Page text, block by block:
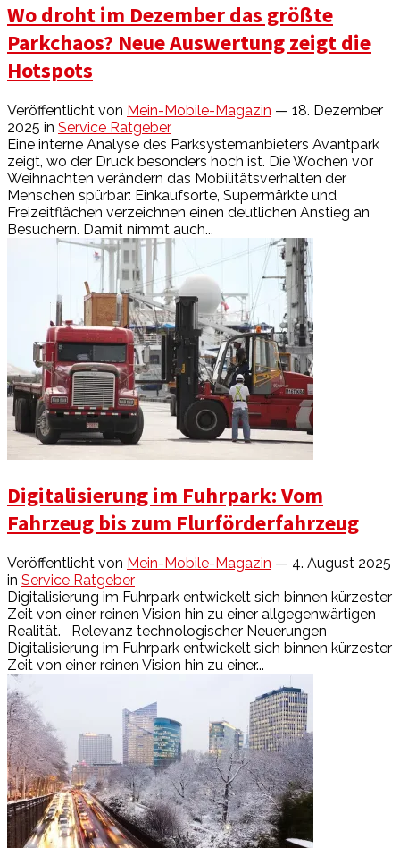
Wo droht im Dezember das größte
Parkchaos? Neue Auswertung zeigt die
Hotspots
Veröffentlicht von Mein-Mobile-Magazin — 18. Dezember
2025 in Service Ratgeber
Eine interne Analyse des Parksystemanbieters Avantpark
zeigt, wo der Druck besonders hoch ist. Die Wochen vor
Weihnachten verändern das Mobilitätsverhalten der
Menschen spürbar: Einkaufsorte, Supermärkte und
Freizeitflächen verzeichnen einen deutlichen Anstieg an
Besuchern. Damit nimmt auch...
Digitalisierung im Fuhrpark: Vom
Fahrzeug bis zum Flurförderfahrzeug
Veröffentlicht von Mein-Mobile-Magazin — 4. August 2025
in Service Ratgeber
Digitalisierung im Fuhrpark entwickelt sich binnen kürzester
Zeit von einer reinen Vision hin zu einer allgegenwärtigen
Realität. Relevanz technologischer Neuerungen
Digitalisierung im Fuhrpark entwickelt sich binnen kürzester
Zeit von einer reinen Vision hin zu einer...